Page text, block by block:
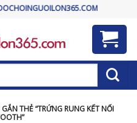
THẺ “TRỨNG RUNG KẾT NỐI